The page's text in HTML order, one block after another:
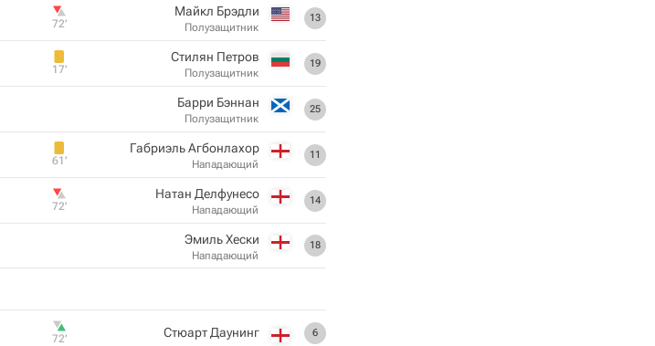
13
Майкл Брэдли
Полузащитник
72‎’‎
19
Стилян Петров
Полузащитник
17‎’‎
25
Барри Бэннан
Полузащитник
11
Габриэль Агбонлахор
Нападающий
61‎’‎
14
Натан Делфунесо
Нападающий
72‎’‎
18
Эмиль Хески
Нападающий
6
Стюарт Даунинг
72‎’‎